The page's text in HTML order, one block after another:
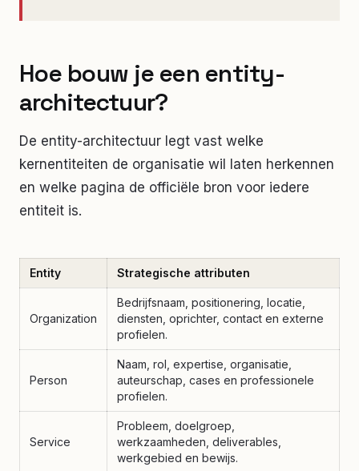
Hoe bouw je een entity-
architectuur?
De entity-architectuur legt vast welke
kernentiteiten de organisatie wil laten herkennen
en welke pagina de officiële bron voor iedere
entiteit is.
Entity Strategische attributen
Organization
Bedrijfsnaam, positionering, locatie,
diensten, oprichter, contact en externe
profielen.
Person
Naam, rol, expertise, organisatie,
auteurschap, cases en professionele
profielen.
Service
Probleem, doelgroep,
werkzaamheden, deliverables,
werkgebied en bewijs.